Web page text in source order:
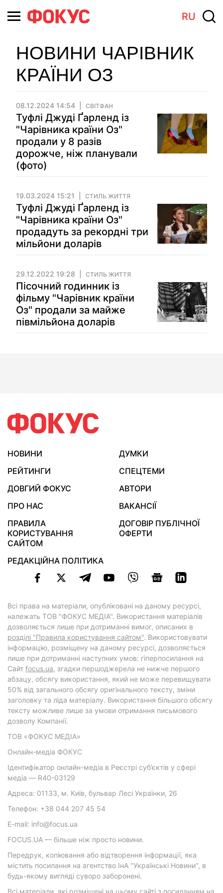
RU
НОВИНИ ЧАРІВНИК
КРАЇНИ ОЗ
08.12.2024 14:54 СВІТФАН
Туфлі Джуді Ґарленд із
"Чарівника країни Оз"
продали у 8 разів
дорожче, ніж планували
(фото)
19.03.2024 15:21 СТИЛЬ ЖИТТЯ
Туфлі Джуді Ґарленд із
"Чарівника країни Оз"
продадуть за рекордні три
мільйони доларів
29.12.2022 19:28 СТИЛЬ ЖИТТЯ
Пісочний годинник із
фільму "Чарівник країни
Оз" продали за майже
півмільйона доларів
НОВИНИ
ДУМКИ
РЕЙТИНГИ
СПЕЦТЕМИ
ДОВГИЙ ФОКУС
АВТОРИ
ПРО НАС
ВАКАНСІЇ
ПРАВИЛА
КОРИСТУВАННЯ
САЙТОМ
ДОГОВІР ПУБЛІЧНОЇ
ОФЕРТИ
РЕДАКЦІЙНА ПОЛІТИКА
Всі права на матеріали, опубліковані на даному ресурсі,
належать ТОВ "ФОКУС МЕДІА". Використання матеріалів
дозволяється лише при дотриманні вимог, описаних в
розділі "Правила користування сайтом". Використовувати
інформацію, розміщену на даному ресурсі, дозволяється
лише при дотриманні наступних умов: гіперпосилання на
Cайт focus.ua, згадки першоджерела не нижче першого
абзацу, обсягу використання, який не може перевищувати
50% від загального обсягу оригінального тексту, зміни
заголовку та ліда матеріалу. Використання більшого обсягу
тексту можливе лише за умови отримання письмового
дозволу Компанії.
ТОВ «ФОКУС МЕДІА»
Онлайн-медіа ФОКУС
Ідентифікатор онлайн-медіа в Реєстрі суб’єктів у сфері
медіа — R40-03129
Адреса: 01133, м. Київ, бульвар Лесі Українки, 26
Телефон: +38 044 207 45 54
E-mail: info@focus.ua
FOCUS.UA — більше ніж просто новини.
Передрук, копіювання або відтворення інформації, яка
містить посилання на агентство ІнА "Українські Новини", в
будь-якому вигляді суворо заборонені.
Всі матеріали, які розміщені на цьому сайті з посиланням на